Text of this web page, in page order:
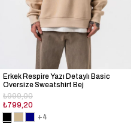
Erkek Respire Yazı Detaylı Basic
Oversize Sweatshirt Bej
₺799,20
₺999,00
+4